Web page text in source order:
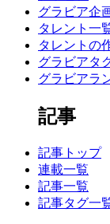
グラビア企
タレント一
タレントの
グラビアタ
グラビアラ
記事
記事トップ
連載一覧
記事一覧
記事タグ一